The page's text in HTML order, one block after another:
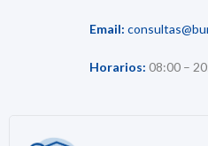
Email:
Horarios: 08:00 –